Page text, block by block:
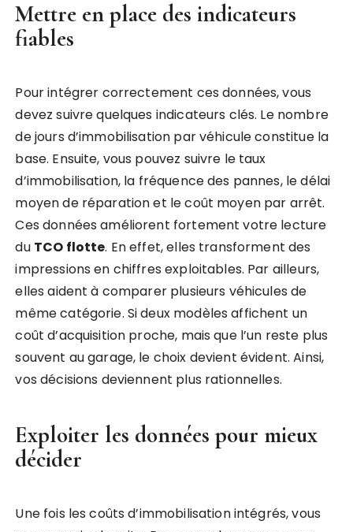
Mettre en place des indicateurs
fiables
Pour intégrer correctement ces données, vous
devez suivre quelques indicateurs clés. Le nombre
de jours d’immobilisation par véhicule constitue la
base. Ensuite, vous pouvez suivre le taux
d’immobilisation, la fréquence des pannes, le délai
moyen de réparation et le coût moyen par arrêt.
Ces données améliorent fortement votre lecture
du TCO flotte. En effet, elles transforment des
impressions en chiffres exploitables. Par ailleurs,
elles aident à comparer plusieurs véhicules de
même catégorie. Si deux modèles affichent un
coût d’acquisition proche, mais que l’un reste plus
souvent au garage, le choix devient évident. Ainsi,
vos décisions deviennent plus rationnelles.
Exploiter les données pour mieux
décider
Une fois les coûts d’immobilisation intégrés, vous